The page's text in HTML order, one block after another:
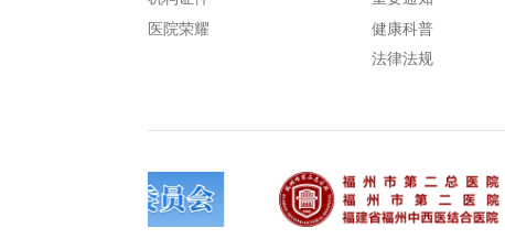
医院荣耀
健康科普
法律法规